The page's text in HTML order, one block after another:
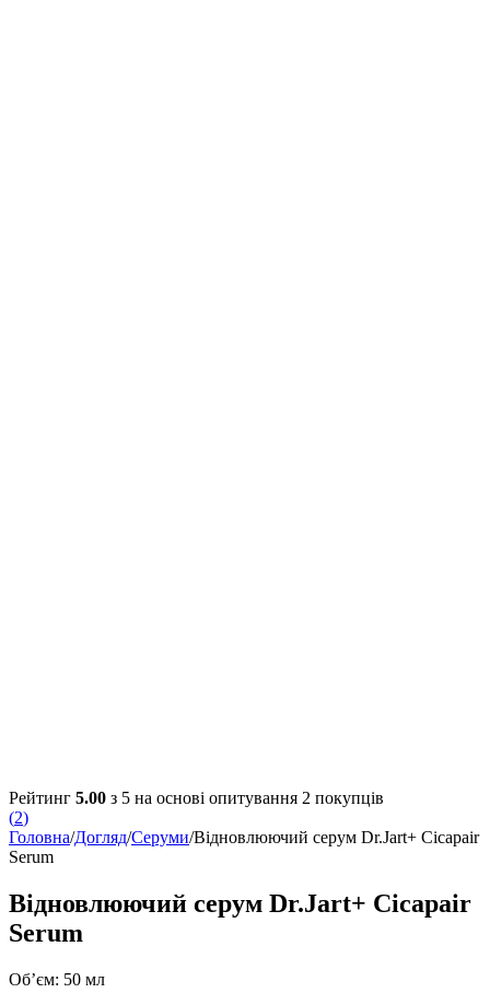
Рейтинг 5.00 з 5 на основі опитування 2 покупців
(2)
Головна/Догляд/Серуми/Відновлюючий серум Dr.Jart+ Cicapair
Serum
Відновлюючий серум Dr.Jart+ Cicapair
Serum
Об’єм: 50 мл